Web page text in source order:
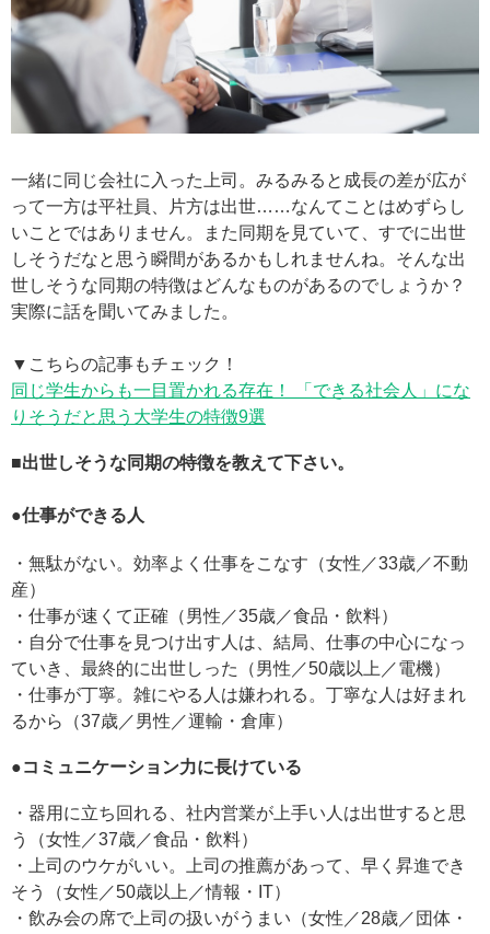
一緒に同じ会社に入った上司。みるみると成長の差が広が
って一方は平社員、片方は出世……なんてことはめずらし
いことではありません。また同期を見ていて、すでに出世
しそうだなと思う瞬間があるかもしれませんね。そんな出
世しそうな同期の特徴はどんなものがあるのでしょうか？
実際に話を聞いてみました。
▼こちらの記事もチェック！
同じ学生からも一目置かれる存在！ 「できる社会人」にな
りそうだと思う大学生の特徴9選
■出世しそうな同期の特徴を教えて下さい。
●仕事ができる人
・無駄がない。効率よく仕事をこなす（女性／33歳／不動
産）
・仕事が速くて正確（男性／35歳／食品・飲料）
・自分で仕事を見つけ出す人は、結局、仕事の中心になっ
ていき、最終的に出世しった（男性／50歳以上／電機）
・仕事が丁寧。雑にやる人は嫌われる。丁寧な人は好まれ
るから（37歳／男性／運輸・倉庫）
●コミュニケーション力に長けている
・器用に立ち回れる、社内営業が上手い人は出世すると思
う（女性／37歳／食品・飲料）
・上司のウケがいい。上司の推薦があって、早く昇進でき
そう（女性／50歳以上／情報・IT）
・飲み会の席で上司の扱いがうまい（女性／28歳／団体・